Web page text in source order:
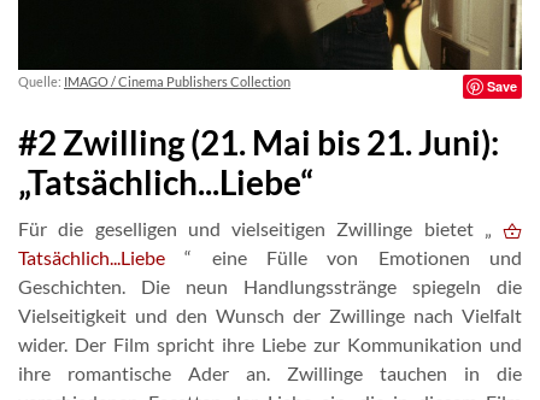
Quelle: IMAGO / Cinema Publishers Collection Save
#2 Zwilling (21. Mai bis 21. Juni):
„Tatsächlich...Liebe“
Für die geselligen und vielseitigen Zwillinge bietet „
Tatsächlich...Liebe“ eine Fülle von Emotionen und
Geschichten. Die neun Handlungsstränge spiegeln die
Vielseitigkeit und den Wunsch der Zwillinge nach Vielfalt
wider. Der Film spricht ihre Liebe zur Kommunikation und
ihre romantische Ader an. Zwillinge tauchen in die